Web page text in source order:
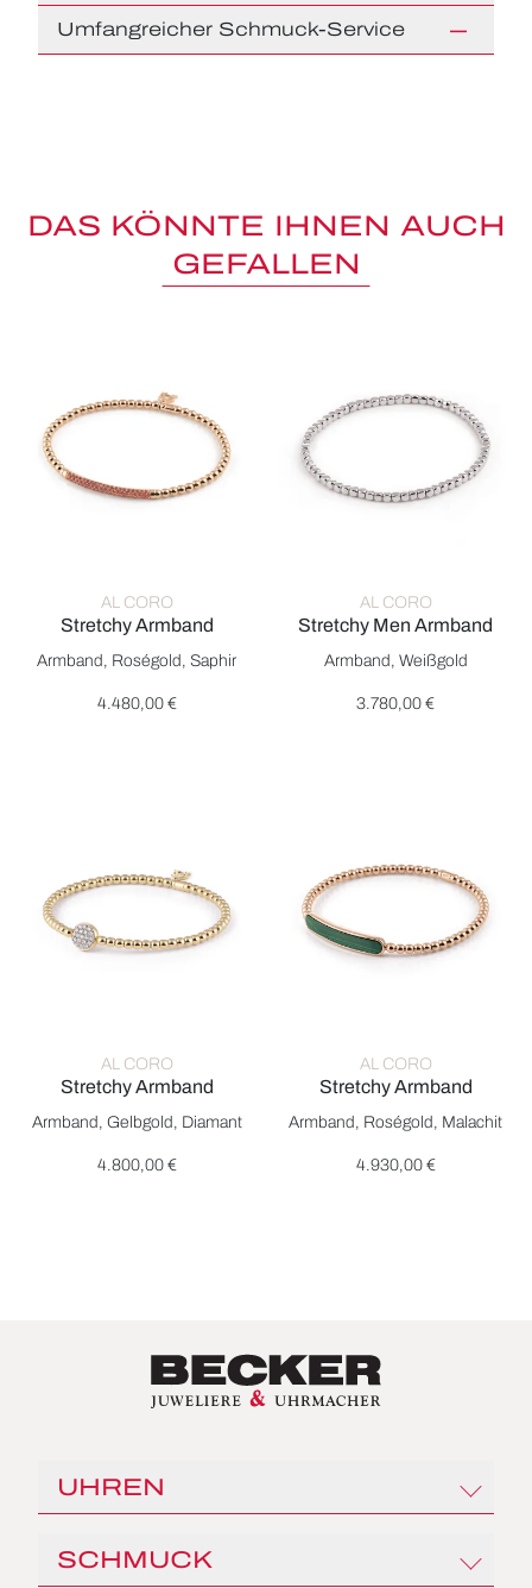
Umfangreicher Schmuck-Service
DAS KÖNNTE IHNEN AUCH
GEFALLEN
AL CORO
Stretchy Armband
Al Coro Stretchy Armband, Ref: A350OSR17, Preis: 4.480,00
Armband, Roségold, Saphir
4.480,00 €
AL CORO
Stretchy Men Armband
Al Coro Stretchy Men
Armband, Weißgold
3.780,00 €
AL CORO
Stretchy Armband
Al Coro Stretchy Armband, Ref: A150G, Preis: 4.800,00 €
Armband, Gelbgold, Diamant
4.800,00 €
AL CORO
Stretchy Armband
Al Coro Stretchy Armband,
Armband, Roségold, Malachit
4.930,00 €
UHREN
SCHMUCK